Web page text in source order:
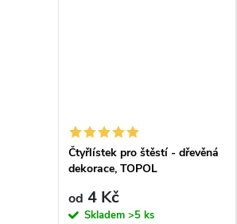
Čtyřlístek pro štěstí - dřevěná
dekorace, TOPOL
od 4 Kč
Skladem >5 ks